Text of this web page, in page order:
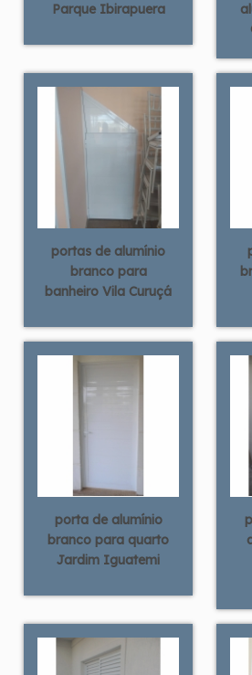
Parque Ibirapuera
portas de alumínio
branco para
banheiro Vila Curuçá
porta de alumínio
branco para quarto
Jardim Iguatemi